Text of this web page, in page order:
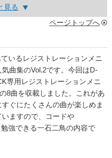
見る
ページトップへ
いるレジストレーションメニ
曲集のVol.2です。今回はD-
専用レジストレーションメニ
8曲を収載しました。これがあ
ぐにたくさんの曲が楽しめま
ますので、コードや
強できる一石二鳥の内容で